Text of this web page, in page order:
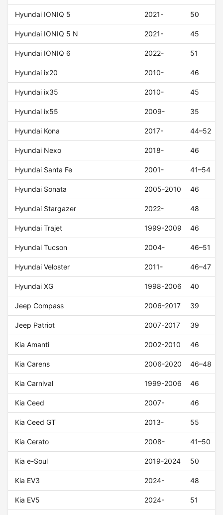
Hyundai IONIQ 5 2021- 50
Hyundai IONIQ 5 N 2021- 45
Hyundai IONIQ 6 2022- 51
Hyundai ix20 2010- 46
Hyundai ix35 2010- 45
Hyundai ix55 2009- 35
Hyundai Kona 2017- 44–52
Hyundai Nexo 2018- 46
Hyundai Santa Fe 2001- 41–54
Hyundai Sonata 2005-2010 46
Hyundai Stargazer 2022- 48
Hyundai Trajet 1999-2009 46
Hyundai Tucson 2004- 46–51
Hyundai Veloster 2011- 46–47
Hyundai XG 1998-2006 40
Jeep Compass 2006-2017 39
Jeep Patriot 2007-2017 39
Kia Amanti 2002-2010 46
Kia Carens 2006-2020 46–48
Kia Carnival 1999-2006 46
Kia Ceed 2007- 46
Kia Ceed GT 2013- 55
Kia Cerato 2008- 41–50
Kia e-Soul 2019-2024 50
Kia EV3 2024- 48
Kia EV5 2024- 51